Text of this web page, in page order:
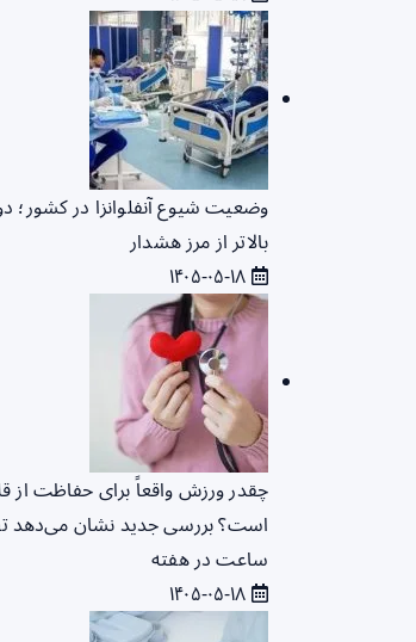
وضعیت شیوع آنفلوانزا در کشور؛
بالاتر از مرز هشدار
چقدر ورزش واقعاً برای حفاظت از
ساعت در هفته